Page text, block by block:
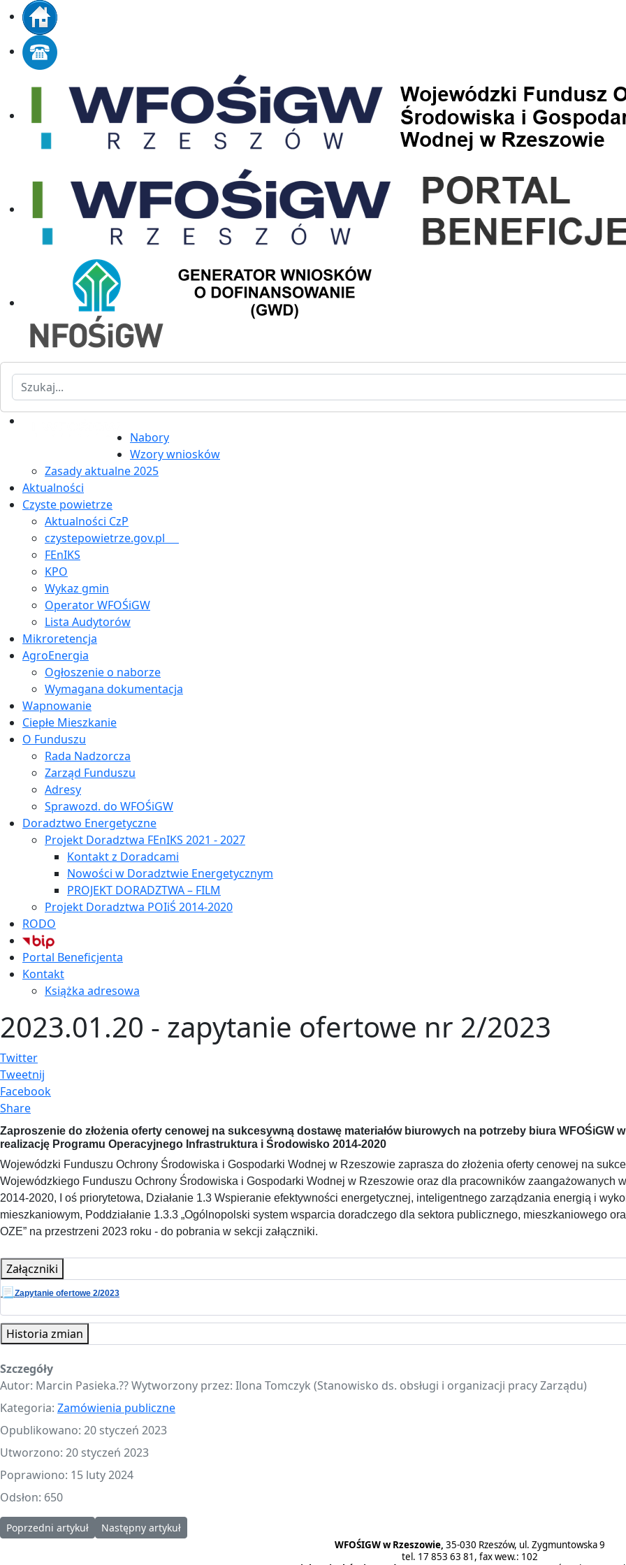
Szukaj
Nabory
Wzory wniosków
Zasady aktualne 2025
Aktualności
Czyste powietrze
Aktualności CzP
czystepowietrze.gov.pl
FEnIKS
KPO
Wykaz gmin
Operator WFOŚiGW
Lista Audytorów
Mikroretencja
AgroEnergia
Ogłoszenie o naborze
Wymagana dokumentacja
Wapnowanie
Ciepłe Mieszkanie
O Funduszu
Rada Nadzorcza
Zarząd Funduszu
Adresy
Sprawozd. do WFOŚiGW
Doradztwo Energetyczne
Projekt Doradztwa FEnIKS 2021 - 2027
Kontakt z Doradcami
Nowości w Doradztwie Energetycznym
PROJEKT DORADZTWA – FILM
Projekt Doradztwa POIiŚ 2014-2020
RODO
Portal Beneficjenta
Kontakt
Książka adresowa
2023.01.20 - zapytanie ofertowe nr 2/2023
Twitter
Tweetnij
Facebook
Share
Zaproszenie do złożenia oferty cenowej na sukcesywną dostawę materiałów biurowych na potrzeby biura WFOŚiGW
realizację Programu Operacyjnego Infrastruktura i Środowisko 2014-2020
Wojewódzki Funduszu Ochrony Środowiska i Gospodarki Wodnej w Rzeszowie zaprasza do złożenia oferty cenowej na
Wojewódzkiego Funduszu Ochrony Środowiska i Gospodarki Wodnej w Rzeszowie oraz dla pracowników zaangażowanych
2014-2020, I oś priorytetowa, Działanie 1.3 Wspieranie efektywności energetycznej, inteligentnego zarządzania energią i
mieszkaniowym, Poddziałanie 1.3.3 „Ogólnopolski system wsparcia doradczego dla sektora publicznego, mieszkaniowego
OZE” na przestrzeni 2023 roku - do pobrania w sekcji załączniki.
Załączniki
📃 Zapytanie ofertowe 2/2023
Historia zmian
Szczegóły
Autor: Marcin Pasieka.?‍? Wytworzony przez: Ilona Tomczyk (Stanowisko ds. obsługi i organizacji pracy Zarządu)
Kategoria: Zamówienia publiczne
Opublikowano: 20 styczeń 2023
Utworzono: 20 styczeń 2023
Poprawiono: 15 luty 2024
Odsłon: 650
Poprzedni artykuł: 2023.02.03 - zapytanie ofertowe nr 3/2023
Poprzedni artykuł Następny artykuł: 2023.01.11 - zapytanie ofertowe nr 1/2023
Następny artykuł
WFOŚIGW w Rzeszowie, 35-030 Rzeszów, ul. Zygmuntowska 9
tel. 17 853 63 81, fax wew.: 102